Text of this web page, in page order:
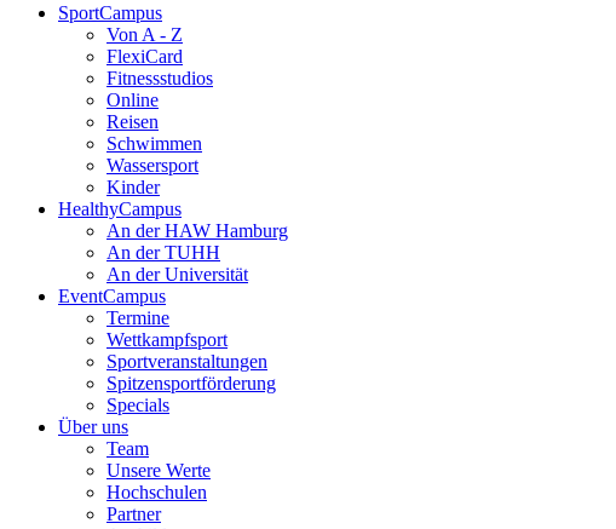
SportCampus
Von A - Z
FlexiCard
Fitnessstudios
Online
Reisen
Schwimmen
Wassersport
Kinder
HealthyCampus
An der HAW Hamburg
An der TUHH
An der Universität
EventCampus
Termine
Wettkampfsport
Sportveranstaltungen
Spitzensportförderung
Specials
Über uns
Team
Unsere Werte
Hochschulen
Partner